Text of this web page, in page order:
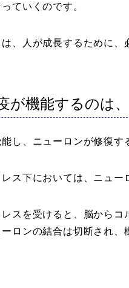
ていくのです。
、人が成長するために、
が機能するのは
し、ニューロンが修復す
ス下においては、ニュー
スを受けると、脳からコ
ロンの結合は切断され、